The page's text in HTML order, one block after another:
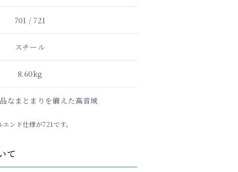
701 / 721
スチール
8.60kg
なまとまりを備えた高音域
ンド仕様が721です。
て